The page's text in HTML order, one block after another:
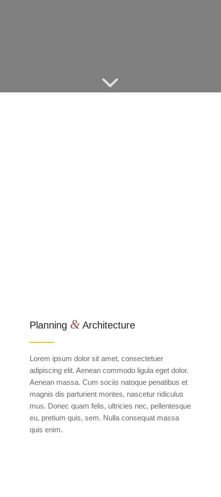
Planning & Architecture
Lorem ipsum dolor sit amet, consectetuer
adipiscing elit. Aenean commodo ligula eget dolor.
Aenean massa. Cum sociis natoque penatibus et
magnis dis parturient montes, nascetur ridiculus
mus. Donec quam felis, ultricies nec, pellentesque
eu, pretium quis, sem. Nulla consequat massa
quis enim.